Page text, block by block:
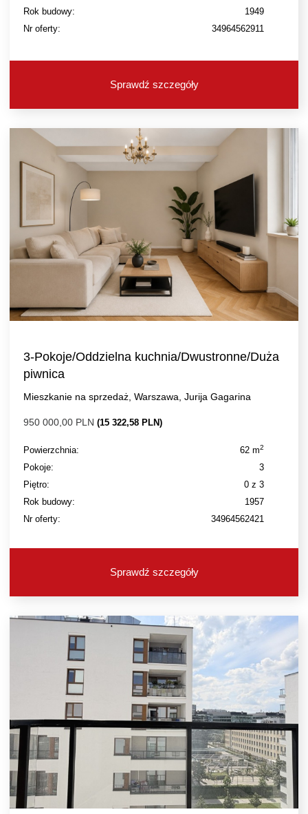
Rok budowy:
1949
Nr oferty:
34964562911
Sprawdź szczegóły
3-Pokoje/Oddzielna kuchnia/Dwustronne/Duża
piwnica
Mieszkanie na sprzedaż, Warszawa, Jurija Gagarina
950 000,00 PLN (15 322,58 PLN)
Powierzchnia: 62 m2
Pokoje:
3
Piętro:
0 z 3
Rok budowy:
1957
Nr oferty:
34964562421
Sprawdź szczegóły